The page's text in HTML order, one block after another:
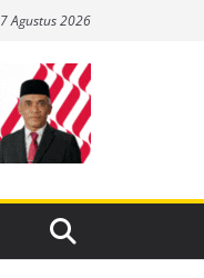
7 Agustus 2026